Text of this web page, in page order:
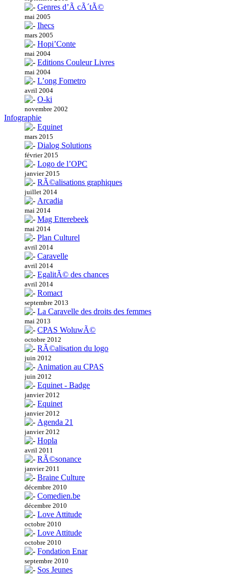
Genres d’Ã cÃ´tÃ©
mai 2005
Ihecs
mars 2005
Hopi’Conte
mai 2004
Editions Couleur Livres
mai 2004
L’ong Fometro
avril 2004
O-ki
novembre 2002
Infographie
Equinet
mars 2015
Dialog Solutions
février 2015
Logo de l’OPC
janvier 2015
RÃ©alisations graphiques
juillet 2014
Arcadia
mai 2014
Mag Etterebeek
mai 2014
Plan Culturel
avril 2014
Caravelle
avril 2014
EgalitÃ© des chances
avril 2014
Romact
septembre 2013
La Caravelle des droits des femmes
mai 2013
CPAS WoluwÃ©
octobre 2012
RÃ©alisation du logo
juin 2012
Animation au CPAS
juin 2012
Equinet - Badge
janvier 2012
Equinet
janvier 2012
Agenda 21
janvier 2012
Hopla
avril 2011
RÃ©sonance
janvier 2011
Braine Culture
décembre 2010
Comedien.be
décembre 2010
Love Attitude
octobre 2010
Love Attitude
octobre 2010
Fondation Enar
septembre 2010
Sos Jeunes